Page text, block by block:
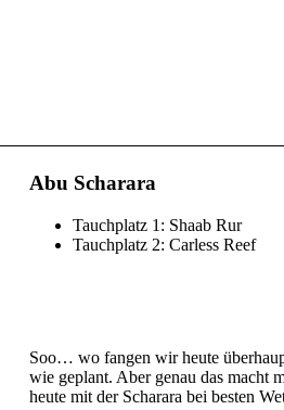
Abu Scharara
Tauchplatz 1: Shaab Rur
Tauchplatz 2: Carless Reef
Soo… wo fangen wir heute
wie geplant. Aber genau das macht
heute mit der Scharara bei besten